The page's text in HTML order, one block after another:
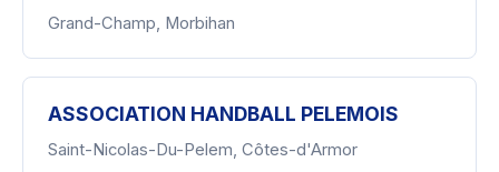
Grand-Champ, Morbihan
ASSOCIATION HANDBALL PELEMOIS
Saint-Nicolas-Du-Pelem, Côtes-d'Armor